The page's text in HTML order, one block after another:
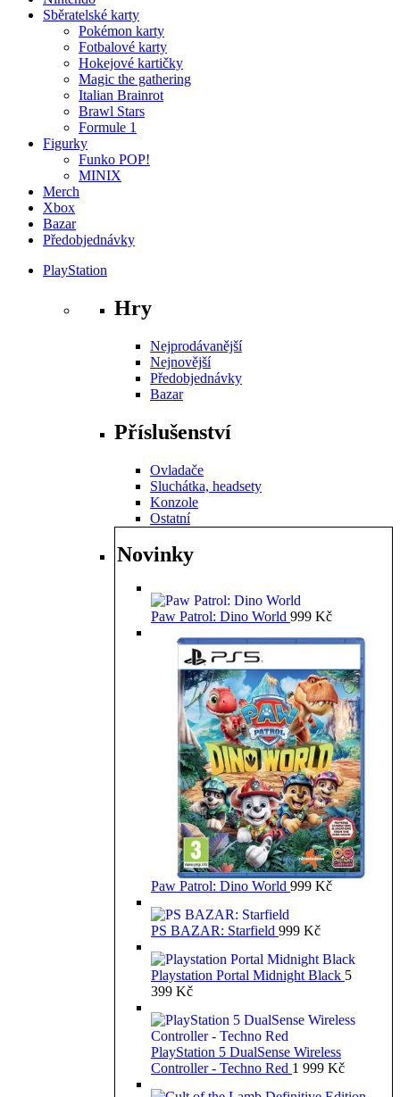
Sběratelské karty
Pokémon karty
Fotbalové karty
Hokejové kartičky
Magic the gathering
Italian Brainrot
Brawl Stars
Formule 1
Figurky
Funko POP!
MINIX
Merch
Xbox
Bazar
Předobjednávky
PlayStation
Hry
Nejprodávanější
Nejnovější
Předobjednávky
Bazar
Příslušenství
Ovladače
Sluchátka, headsety
Konzole
Ostatní
Novinky
Paw Patrol: Dino World 999 Kč
Paw Patrol: Dino World 999 Kč
PS BAZAR: Starfield 999 Kč
Playstation Portal Midnight Black 5
399 Kč
PlayStation 5 DualSense Wireless
Controller - Techno Red 1 999 Kč